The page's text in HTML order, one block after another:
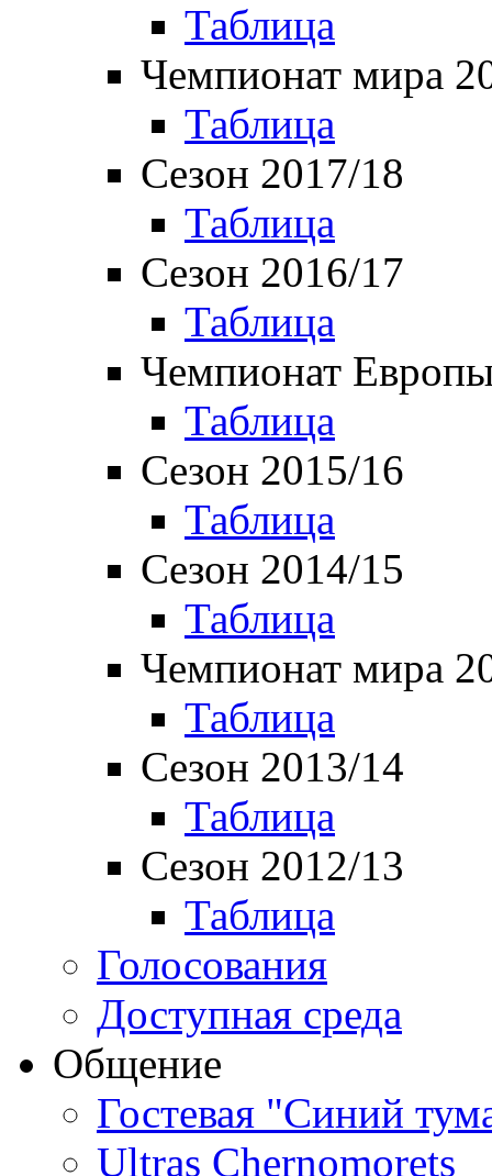
Таблица
Чемпионат мира
Таблица
Сезон 2017/18
Таблица
Сезон 2016/17
Таблица
Чемпионат
Таблица
Сезон 2015/16
Таблица
Сезон 2014/15
Таблица
Чемпионат мира
Таблица
Сезон 2013/14
Таблица
Сезон 2012/13
Таблица
Голосования
Доступная среда
Общение
Гостевая "Синий
Ultras Chernomorets